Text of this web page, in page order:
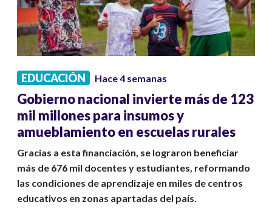
EDUCACIÓN Hace 4 semanas
Gobierno nacional invierte más de 123
mil millones para insumos y
amueblamiento en escuelas rurales
Gracias a esta financiación, se lograron beneficiar
más de 676 mil docentes y estudiantes, reformando
las condiciones de aprendizaje en miles de centros
educativos en zonas apartadas del país.